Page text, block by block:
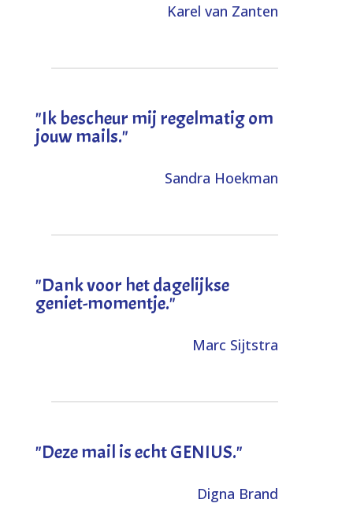
Karel van Zanten
"Ik bescheur mij regelmatig om
jouw mails."
Sandra Hoekman
"Dank voor het dagelijkse
geniet-momentje."
Marc Sijtstra
"Deze mail is echt GENIUS."
Digna Brand